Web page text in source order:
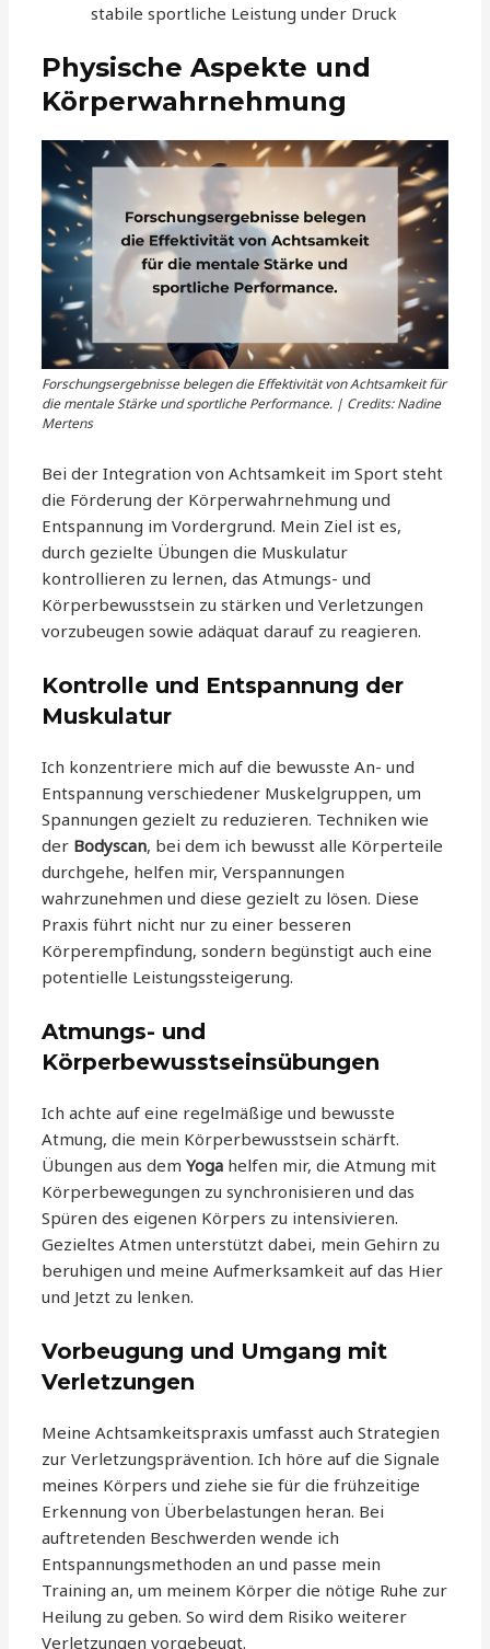
stabile sportliche Leistung under Druck
Physische Aspekte und
Körperwahrnehmung
Forschungsergebnisse belegen die Effektivität von Achtsamkeit für
die mentale Stärke und sportliche Performance. | Credits: Nadine
Mertens
Bei der Integration von Achtsamkeit im Sport steht
die Förderung der Körperwahrnehmung und
Entspannung im Vordergrund. Mein Ziel ist es,
durch gezielte Übungen die Muskulatur
kontrollieren zu lernen, das Atmungs- und
Körperbewusstsein zu stärken und Verletzungen
vorzubeugen sowie adäquat darauf zu reagieren.
Kontrolle und Entspannung der
Muskulatur
Ich konzentriere mich auf die bewusste An- und
Entspannung verschiedener Muskelgruppen, um
Spannungen gezielt zu reduzieren. Techniken wie
der Bodyscan, bei dem ich bewusst alle Körperteile
durchgehe, helfen mir, Verspannungen
wahrzunehmen und diese gezielt zu lösen. Diese
Praxis führt nicht nur zu einer besseren
Körperempfindung, sondern begünstigt auch eine
potentielle Leistungssteigerung.
Atmungs- und
Körperbewusstseinsübungen
Ich achte auf eine regelmäßige und bewusste
Atmung, die mein Körperbewusstsein schärft.
Übungen aus demYoga helfen mir, die Atmung mit
Körperbewegungen zu synchronisieren und das
Spüren des eigenen Körpers zu intensivieren.
Gezieltes Atmen unterstützt dabei, mein Gehirn zu
beruhigen und meine Aufmerksamkeit auf das Hier
und Jetzt zu lenken.
Vorbeugung und Umgang mit
Verletzungen
Meine Achtsamkeitspraxis umfasst auch Strategien
zur Verletzungsprävention. Ich höre auf die Signale
meines Körpers und ziehe sie für die frühzeitige
Erkennung von Überbelastungen heran. Bei
auftretenden Beschwerden wende ich
Entspannungsmethoden an und passe mein
Training an, um meinem Körper die nötige Ruhe zur
Heilung zu geben. So wird dem Risiko weiterer
Verletzungen vorgebeugt.